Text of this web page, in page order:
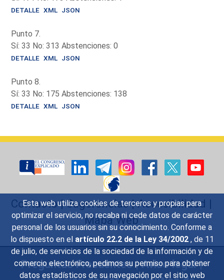
Esta web utiliza cookies de terceros y propias para
optimizar el servicio, no recaba ni cede datos de carácter
personal de los usuarios sin su conocimiento. Conforme a
lo dispuesto en el artículo 22.2 de la Ley 34/2002 , de 11
de julio, de servicios de la sociedad de la información y de
comercio electrónico, pedimos su permiso para obtener
datos estadísticos de su navegación por el sitio web
DETALLE XML JSON
Punto 7.
Sí: 33 No: 313 Abstenciones: 0
DETALLE XML JSON
Punto 8.
Sí: 33 No: 175 Abstenciones: 138
DETALLE XML JSON
Contacto|Sugerencias|Accesibilidad |
Mapa Web
Preguntas Frecuentes|Aviso legal|